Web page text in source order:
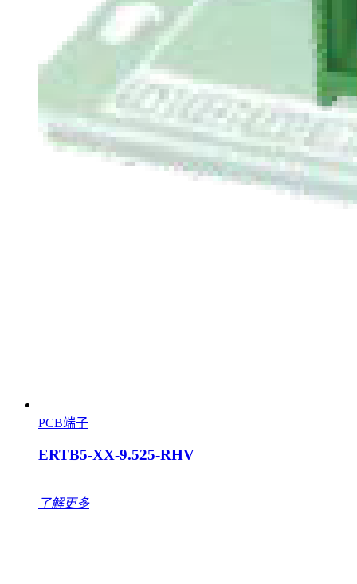
PCB端子
ERTB5-XX-9.525-RHV
了解更多